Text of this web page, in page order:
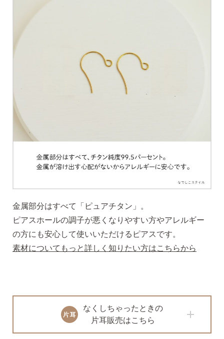
ピアスホールアドバイザー
金野です
なでしこスタイルの
安心サポート
ピアス初心者さんの素朴な疑問を解消です
（初回のみ）。
2）
ピアスホールのお悩み相談室
ピアスホールアドバイザーによる、相談実績
チタン純度99.5%、素材に自信あり！もしもお
肌に合わない時にも安心。相談実績約8,000
金属部分はすべて「ピュアチタン」。
ピアスホールの調子が悪くなりやすい方やアレルギー
の方にも安心して使いいただけるピアスです。
素材についてもっと詳しく知りたい方はこちらから
なくしちゃったときの
片耳販売はこちら